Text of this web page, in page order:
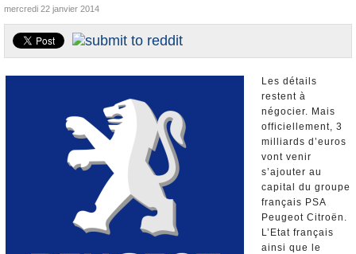
Elections européennes
La France et le Monde
Nominations et Démissions
Elections européennes
mercredi 22 janvier 2014
Les détails
restent à
négocier. Mais
officiellement, 3
milliards d’euros
vont venir
s’ajouter au
capital du groupe
français PSA
Peugeot Citroën.
L’Etat français
ainsi que le